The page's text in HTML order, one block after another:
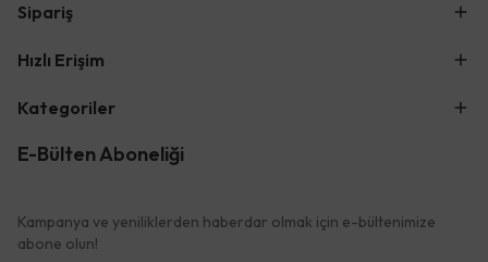
Sipariş
Hızlı Erişim
Kategoriler
E-Bülten Aboneliği
Kampanya ve yeniliklerden haberdar olmak için e-bültenimize
abone olun!